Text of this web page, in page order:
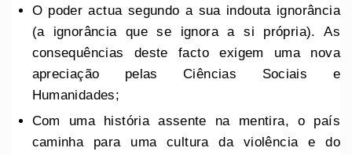
O poder actua segundo a sua indouta ignorância
(a ignorância que se ignora a si própria). As
consequências deste facto exigem uma nova
apreciação pelas Ciências Sociais e
Humanidades;
Com uma história assente na mentira, o país
caminha para uma cultura da violência e do